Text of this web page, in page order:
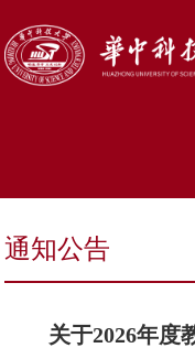
通知公告
关于2026年度